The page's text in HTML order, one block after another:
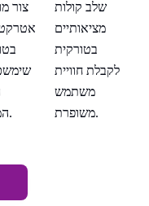
צור
המקומי.
שלב קולות
מציאותיים
בטורקית
לקבלת חוויית
משתמש
משופרת.